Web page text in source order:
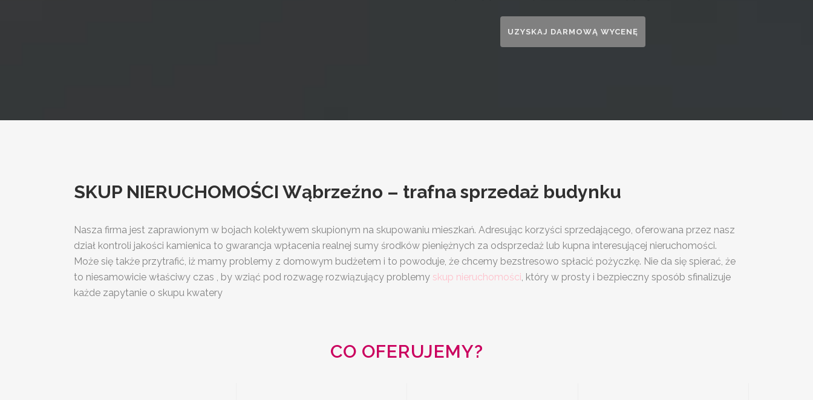
SKUP NIERUCHOMOŚCI Wąbrzeźno – trafna sprzedaż budynku
Nasza firma jest zaprawionym w bojach kolektywem skupionym na skupowaniu mieszkań. Adresując korzyści sprzedającego, oferowana przez nasz
dział kontroli jakości kamienica to gwarancja wpłacenia realnej sumy środków pieniężnych za odsprzedaż lub kupna interesującej nieruchomości.
Może się także przytrafić, iż mamy problemy z domowym budżetem i to powoduje, że chcemy bezstresowo spłacić pożyczkę. Nie da się spierać, że
to niesamowicie właściwy czas , by wziąć pod rozwagę rozwiązujący problemy skup nieruchomości, który w prosty i bezpieczny sposób sfinalizuje
każde zapytanie o skupu kwatery
CO OFERUJEMY?
SKUP
NIERUCHOMOŚCI